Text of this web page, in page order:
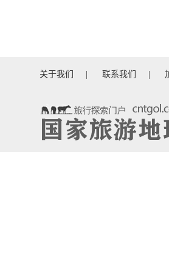
关于我们 联系我们